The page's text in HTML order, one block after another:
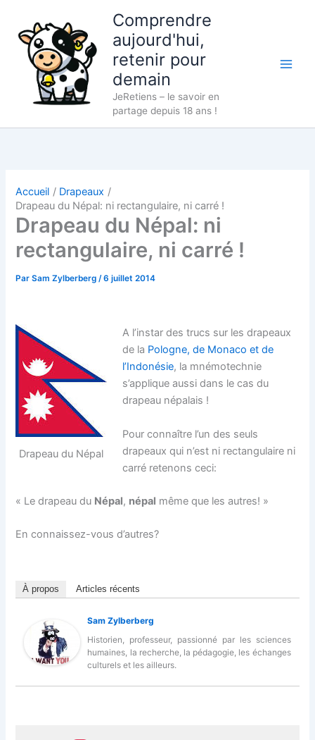
contenu
Comprendre
aujourd'hui,
retenir pour
demain
JeRetiens – le savoir en
partage depuis 18 ans !
Accueil
Drapeaux
Drapeau du Népal: ni rectangulaire, ni carré !
Drapeau du Népal: ni
rectangulaire, ni carré !
ParSam Zylberberg/6 juillet 2014
Drapeau du Népal
A l’instar des trucs sur les drapeaux
de la Pologne, de Monaco et de
l’Indonésie, la mnémotechnie
s’applique aussi dans le cas du
drapeau népalais !
Pour connaître l’un des seuls
drapeaux qui n’est ni rectangulaire ni
carré retenons ceci:
« Le drapeau du Népal, népal même que les autres! »
En connaissez-vous d’autres?
À propos Articles récents
Sam Zylberberg
Historien, professeur, passionné par les sciences
humaines, la recherche, la pédagogie, les échanges
culturels et les ailleurs.